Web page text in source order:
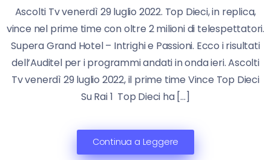
Ascolti Tv venerdì 29 luglio 2022. Top Dieci, in replica,
vince nel prime time con oltre 2 milioni di telespettatori.
Supera Grand Hotel – Intrighi e Passioni. Ecco i risultati
dell’Auditel per i programmi andati in onda ieri. Ascolti
Tv venerdì 29 luglio 2022, il prime time Vince Top Dieci
Su Rai 1 Top Dieci ha […]
Continua a Leggere